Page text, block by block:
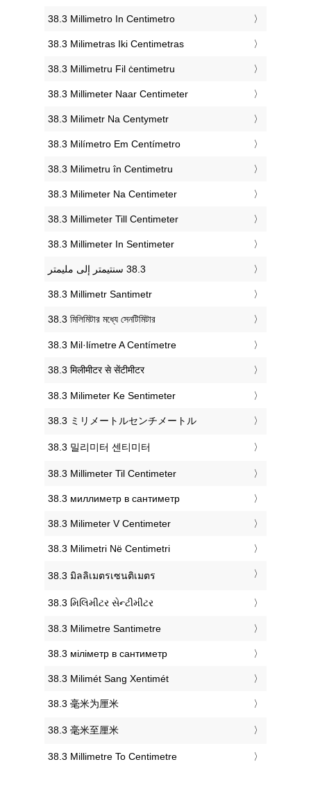
‎38.3 Millimetro In Centimetro
‎38.3 Milimetras Iki Centimetras
‎38.3 Millimetru Fil ċentimetru
‎38.3 Millimeter Naar Centimeter
‎38.3 Milimetr Na Centymetr
‎38.3 Milímetro Em Centímetro
‎38.3 Milimetru în Centimetru
‎38.3 Milimeter Na Centimeter
‎38.3 Millimeter Till Centimeter
‎38.3 Millimeter In Sentimeter
‎38.3 Millimetr Santimetr
‎38.3 মিলিমিটার মধ্যে সেনটিমিটার
‎38.3 Mil·límetre A Centímetre
‎38.3 मिलीमीटर से सेंटीमीटर
‎38.3 Milimeter Ke Sentimeter
‎38.3 ミリメートルセンチメートル
‎38.3 밀리미터 센티미터
‎38.3 Millimeter Til Centimeter
‎38.3 миллиметр в сантиметр
‎38.3 Milimeter V Centimeter
‎38.3 Milimetri Në Centimetri
‎38.3 มิลลิเมตรเซนติเมตร
‎38.3 મિલિમીટર સેન્ટીમીટર
‎38.3 Milimetre Santimetre
‎38.3 міліметр в сантиметр
‎38.3 Milimét Sang Xentimét
‎38.3 毫米为厘米
‎38.3 毫米至厘米
‎38.3 Millimetre To Centimetre